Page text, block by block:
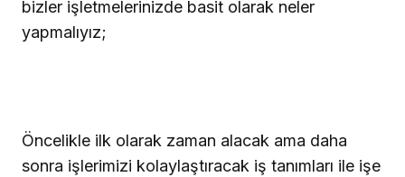
bizler işletmelerinizde basit olarak neler
yapmalıyız;
Öncelikle ilk olarak zaman alacak ama daha
sonra işlerimizi kolaylaştıracak iş tanımları ile işe